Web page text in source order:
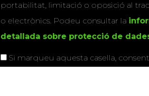
portabilitat, limitació o oposició al
o electrònics. Podeu consultar la
detallada sobre protecció de
Si marqueu aquesta casella,